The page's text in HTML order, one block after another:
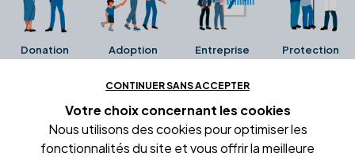
Donation Adoption Entreprise Protection
Ces avis proviennent directement de la fiche Google
Business de l'office notarial. Ils n'ont ni été collectés ni
été vérifiés par Alexia.fr.
CONTINUER SANS ACCEPTER
Votre choix concernant les cookies
Nous utilisons des cookies pour optimiser les
fonctionnalités du site et vous offrir la meilleure